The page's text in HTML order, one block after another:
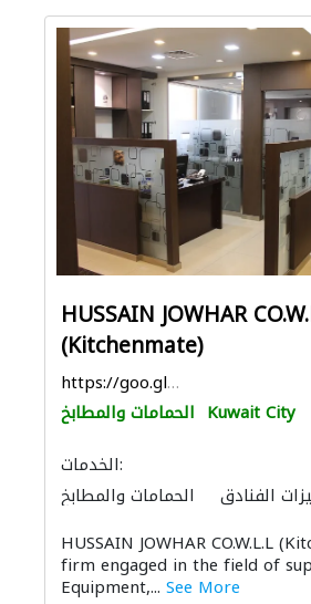
HUSSAIN JOWHAR
(Kitchenmate)
https://goo.gl/maps/E7c3z8aZLBPJYKGe9
الحمامات والمطابخ Kuwait City
الخدمات:
الحمامات والمطابخ
الفنادق
HUSSAIN JOWHAR CO.W.L.L
firm engaged in the field of
Equipment,... See More